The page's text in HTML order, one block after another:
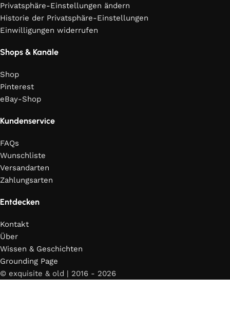
Privatsphäre-Einstellungen ändern
Historie der Privatsphäre-Einstellungen
Einwilligungen widerrufen
Shops & Kanäle
Shop
Pinterest
eBay-Shop
Kundenservice
FAQs
Wunschliste
Versandarten
Zahlungsarten
Entdecken
Kontakt
Über
Wissen & Geschichten
Grounding Page
© exquisite & old | 2016 - 2026